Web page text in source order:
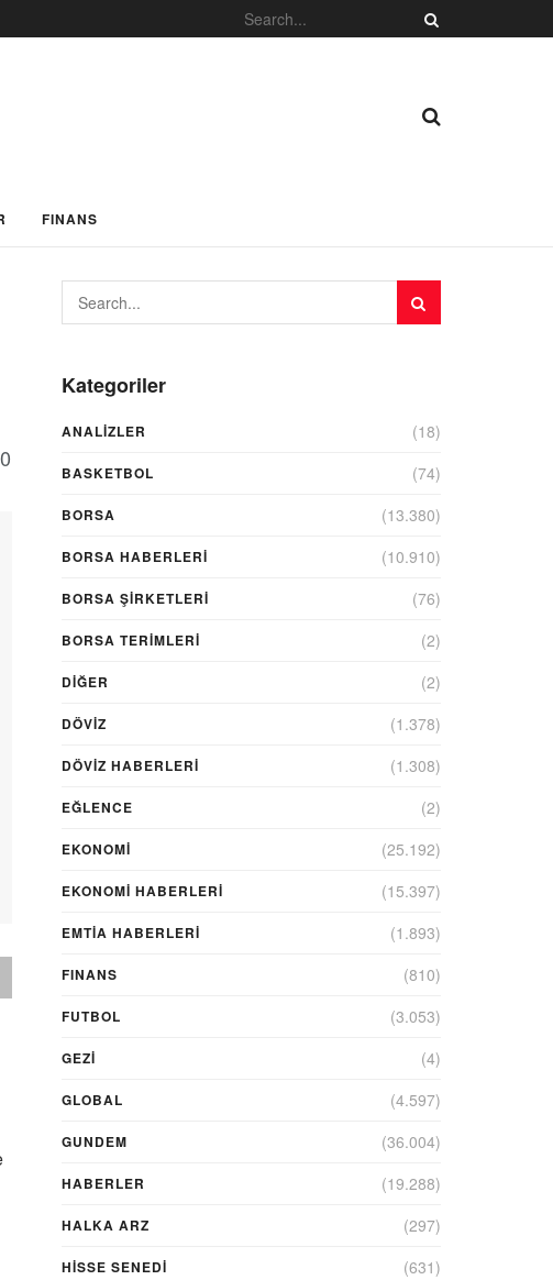
FINANS
0
Kategoriler
ANALIZLER (18)
BASKETBOL (74)
BORSA (13.380)
BORSA HABERLERI (10.910)
BORSA ŞIRKETLERI (76)
BORSA TERIMLERI (2)
DIĞER (2)
DÖVİZ (1.378)
DÖVIZ HABERLERI (1.308)
EĞLENCE (2)
EKONOMİ (25.192)
EKONOMI HABERLERI (15.397)
EMTIA HABERLERI (1.893)
FINANS (810)
FUTBOL (3.053)
GEZI (4)
GLOBAL (4.597)
GUNDEM (36.004)
HABERLER (19.288)
HALKA ARZ (297)
HİSSE SENEDİ (631)